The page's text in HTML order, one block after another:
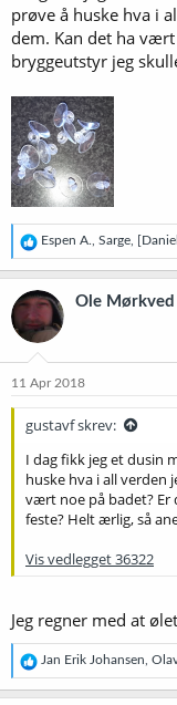
prøve å huske hva i
dem. Kan det ha
bryggeutstyr jeg
R
e
a
k
s
j
o
e
Espen A. Sarge
Ole Mørkved
11 Apr 2018
gustavf skrev:
I dag fikk jeg et dusin
huske hva i all verden
vært noe på badet? Er
feste? Helt ærlig, så
Vis vedlegget 36322
Jeg regner med at
R
e
a
Jan Erik Johansen